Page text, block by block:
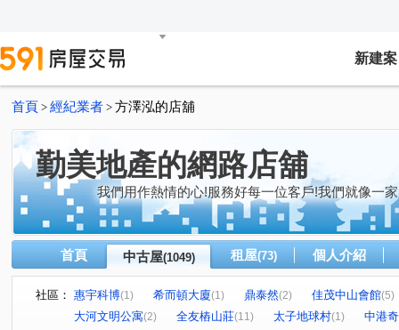
新建案
首頁 > 經紀業者 > 方澤泓的店舖
勤美地產的網路店舖
我們用作熱情的心!服務好每一位客戶!我們就像一
首頁 中古屋(1049) 租屋(73) 個人介紹
社區： 惠宇科博(1) 希而頓大廈(1) 鼎泰然(2) 佳茂中山會館(5)
大河文明公寓(2) 全友樁山莊(11) 太子地球村(1)
中港